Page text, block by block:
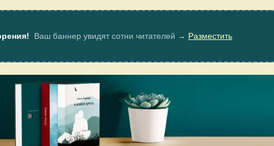
Ваш баннер увидят сотни читателей → Разместить